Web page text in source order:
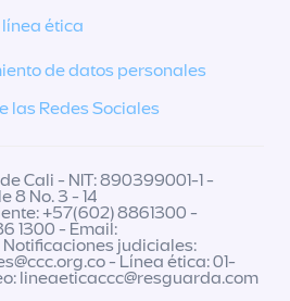
ética
de datos personales
las Redes Sociales
Cali - NIT: 890399001-1 -
8 No. 3 - 14
+57(602) 8861300 -
1300 - Email:
judiciales:
- Línea ética: 01-
lineaeticaccc@resguarda.com